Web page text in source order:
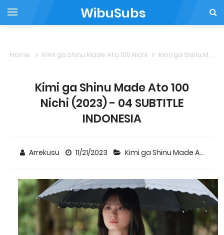
WibuSubs
Home Kimi ga Shinu Made Ato 100 Nichi Kimi ga Shinu Made Ato 100 Nichi (2023) - 04 SUBTITLE INDONESIA
Kimi ga Shinu Made Ato 100
Nichi (2023) - 04 SUBTITLE
INDONESIA
Arrekusu 11/21/2023 Kimi ga Shinu Made Ato 100 Nichi